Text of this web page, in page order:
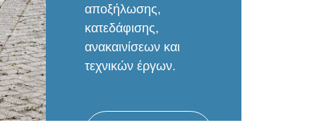
αποξήλωσης,
κατεδάφισης,
ανακαινίσεων και
τεχνικών έργων.